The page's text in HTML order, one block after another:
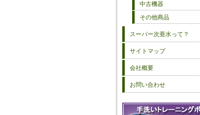
中古機器
その他商品
スーパー次亜水って？
サイトマップ
会社概要
お問い合わせ